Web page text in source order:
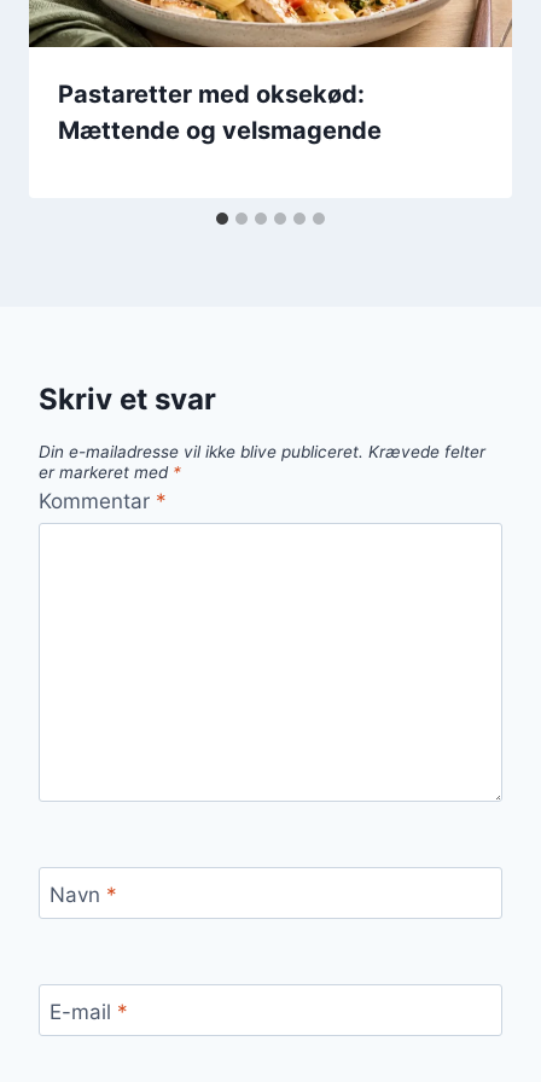
Pastaretter med oksekød:
Mættende og velsmagende
Skriv et svar
Din e-mailadresse vil ikke blive publiceret. Krævede felter
er markeret med *
Kommentar *
Navn *
E-mail *